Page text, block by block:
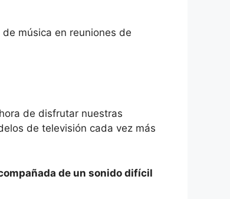
música en reuniones de
de disfrutar nuestras
de televisión cada vez más
de un sonido difícil